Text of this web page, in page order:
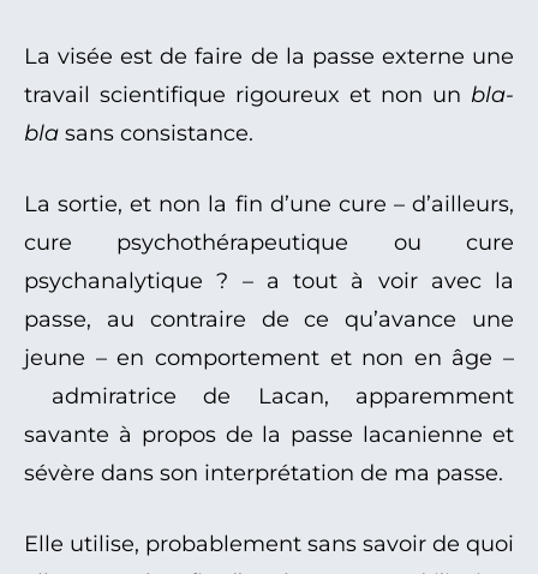
La visée est de faire de la passe externe une
travail scientifique rigoureux et non un bla-
bla sans consistance.
La sortie, et non la fin d’une cure – d’ailleurs,
cure psychothérapeutique ou cure
psychanalytique ? – a tout à voir avec la
passe, au contraire de ce qu’avance une
jeune – en comportement et non en âge –
admiratrice de Lacan, apparemment
savante à propos de la passe lacanienne et
sévère dans son interprétation de ma passe.
Elle utilise, probablement sans savoir de quoi